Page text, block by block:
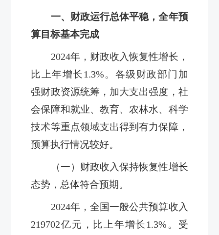
一、财政运行总体平稳，全年预
算目标基本完成
2024年，财政收入恢复性增长，
比上年增长1.3%。各级财政部门加
强财政资源统筹，加大支出强度，社
会保障和就业、教育、农林水、科学
技术等重点领域支出得到有力保障，
预算执行情况较好。
（一）财政收入保持恢复性增长
态势，总体符合预期。
2024年，全国一般公共预算收入
219702亿元，比上年增长1.3%。受